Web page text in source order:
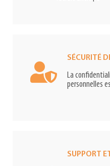
SÉCURITÉ
La
personnelles
SUPPORT